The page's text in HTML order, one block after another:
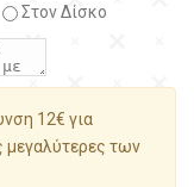
Στον Δίσκο
12€ για
μεγαλύτερες των